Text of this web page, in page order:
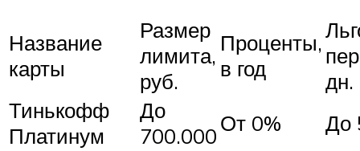
Название
карты
Размер
лимита,
руб.
Проценты,
в год
дн.
Тинькофф
Платинум
До
700.000От 0%
До